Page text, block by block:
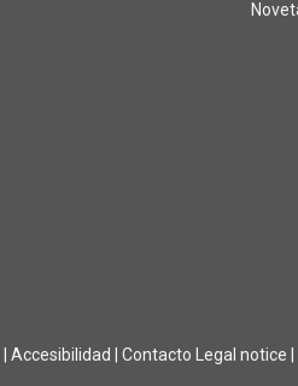
Accesibilidad Contacto Legal notice